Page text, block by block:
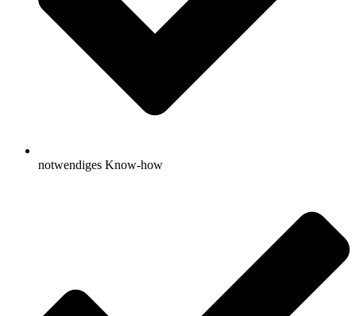
notwendiges Know-how